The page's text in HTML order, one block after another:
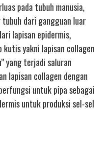
pada tubuh manusia,
dari gangguan luar
lapisan epidermis,
kutis yakni lapisan collagen
yang terjadi saluran
lapisan collagen dengan
untuk pipa sebagai
untuk produksi sel-sel